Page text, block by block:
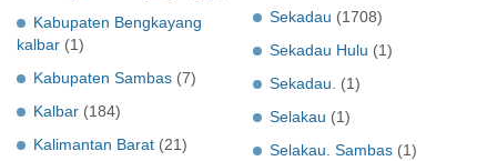
Kabupaten Bengkayang
kalbar (1)
Kabupaten Sambas (7)
Kalbar (184)
Kalimantan Barat (21)
Sekadau (1708)
Sekadau Hulu (1)
Sekadau. (1)
Selakau (1)
Selakau. Sambas (1)